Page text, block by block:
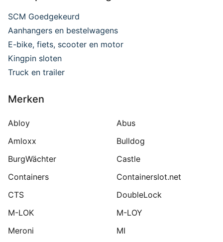
SCM Goedgekeurd
Aanhangers en bestelwagens
E-bike, fiets, scooter en motor
Kingpin sloten
Truck en trailer
Merken
Abloy
Abus
Amloxx
Bulldog
BurgWächter
Castle
Containers
Containerslot.net
CTS
DoubleLock
M-LOK
M-LOY
Meroni
MI